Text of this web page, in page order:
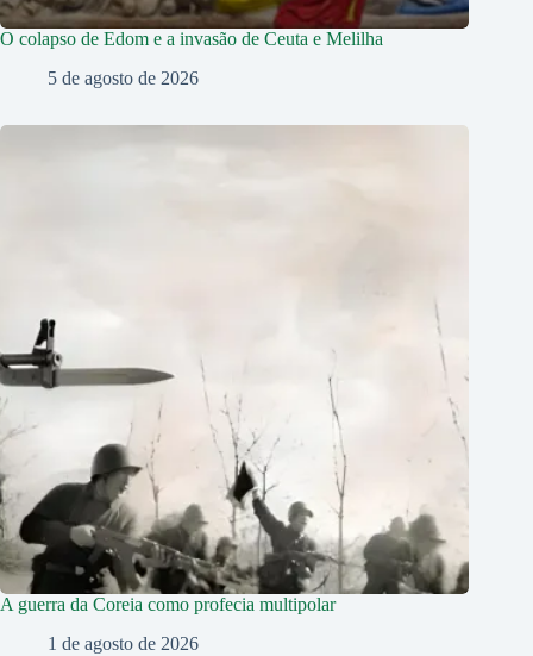
O colapso de Edom e a invasão de Ceuta e Melilha
5 de agosto de 2026
A guerra da Coreia como profecia multipolar
1 de agosto de 2026